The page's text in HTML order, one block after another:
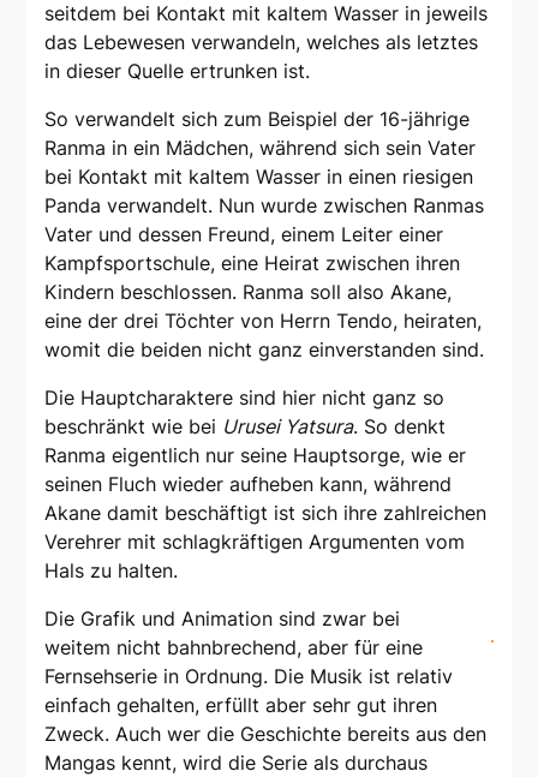
seitdem bei Kontakt mit kaltem Wasser in jeweils
das Lebewesen verwandeln, welches als letztes
in dieser Quelle ertrunken ist.
So verwandelt sich zum Beispiel der 16-jährige
Ranma in ein Mädchen, während sich sein Vater
bei Kontakt mit kaltem Wasser in einen riesigen
Panda verwandelt. Nun wurde zwischen Ranmas
Vater und dessen Freund, einem Leiter einer
Kampfsportschule, eine Heirat zwischen ihren
Kindern beschlossen. Ranma soll also Akane,
eine der drei Töchter von Herrn Tendo, heiraten,
womit die beiden nicht ganz einverstanden sind.
Die Hauptcharaktere sind hier nicht ganz so
beschränkt wie bei Urusei Yatsura. So denkt
Ranma eigentlich nur seine Hauptsorge, wie er
seinen Fluch wieder aufheben kann, während
Akane damit beschäftigt ist sich ihre zahlreichen
Verehrer mit schlagkräftigen Argumenten vom
Hals zu halten.
Die Grafik und Animation sind zwar bei
weitem nicht bahnbrechend, aber für eine
Fernsehserie in Ordnung. Die Musik ist relativ
einfach gehalten, erfüllt aber sehr gut ihren
Zweck. Auch wer die Geschichte bereits aus den
Mangas kennt, wird die Serie als durchaus